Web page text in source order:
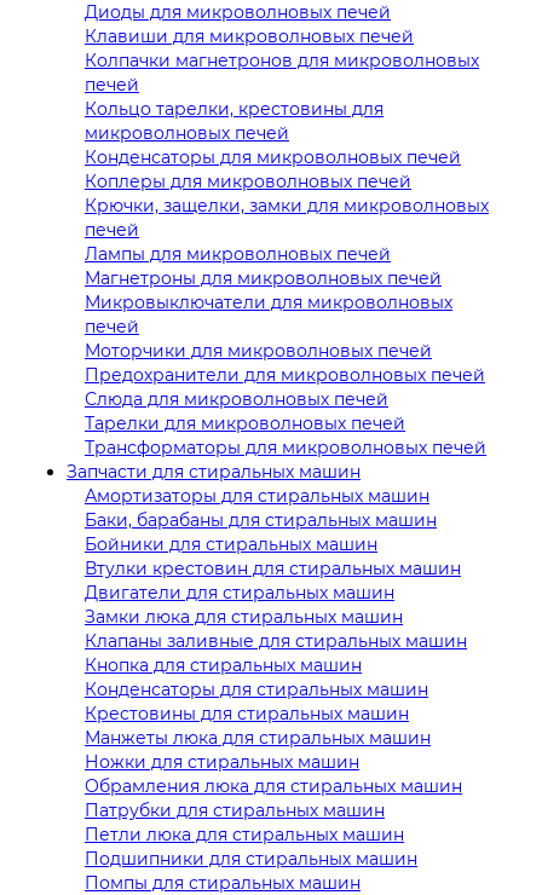
Диоды для микроволновых печей
Клавиши для микроволновых печей
Колпачки магнетронов для микроволновых
печей
Кольцо тарелки, крестовины для
микроволновых печей
Конденсаторы для микроволновых печей
Коплеры для микроволновых печей
Крючки, защелки, замки для микроволновых
печей
Лампы для микроволновых печей
Магнетроны для микроволновых печей
Микровыключатели для микроволновых
печей
Моторчики для микроволновых печей
Предохранители для микроволновых печей
Слюда для микроволновых печей
Тарелки для микроволновых печей
Трансформаторы для микроволновых печей
Запчасти для стиральных машин
Амортизаторы для стиральных машин
Баки, барабаны для стиральных машин
Бойники для стиральных машин
Втулки крестовин для стиральных машин
Двигатели для стиральных машин
Замки люка для стиральных машин
Клапаны заливные для стиральных машин
Кнопка для стиральных машин
Конденсаторы для стиральных машин
Крестовины для стиральных машин
Манжеты люка для стиральных машин
Ножки для стиральных машин
Обрамления люка для стиральных машин
Патрубки для стиральных машин
Петли люка для стиральных машин
Подшипники для стиральных машин
Помпы для стиральных машин